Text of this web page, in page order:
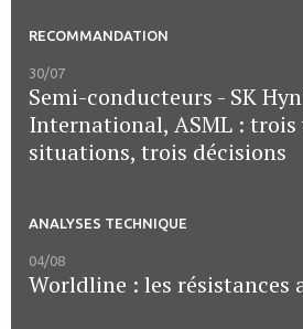
RECOMMANDATION
30/07
Semi-conducteurs - SK
International, ASML : trois
situations, trois décisions
ANALYSES TECHNIQUE
04/08
Worldline : les résistances